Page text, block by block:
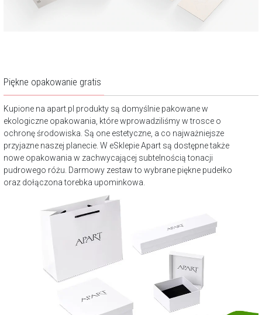
Piękne opakowanie gratis
Kupione na apart.pl produkty są domyślnie pakowane w
ekologiczne opakowania, które wprowadziliśmy w trosce o
ochronę środowiska. Są one estetyczne, a co najważniejsze
przyjazne naszej planecie. W eSklepie Apart są dostępne także
nowe opakowania w zachwycającej subtelnością tonacji
pudrowego różu. Darmowy zestaw to wybrane piękne pudełko
oraz dołączona torebka upominkowa.